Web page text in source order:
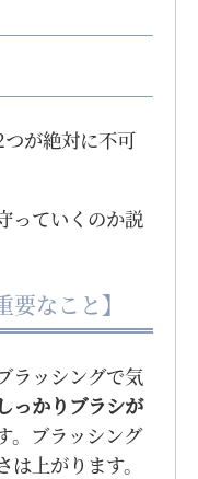
が絶対に不可
っていくのか説
要なこと】
ラッシングで気
っかりブラシが
。ブラッシング
上がります。